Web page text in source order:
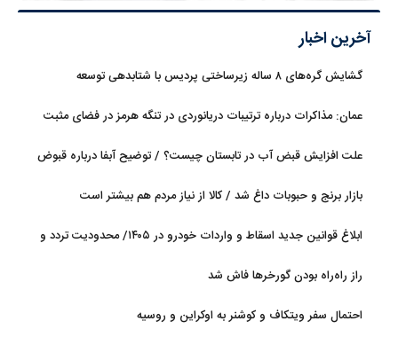
آخرین اخبار
گشایش گره‌های ۸ ساله زیرساختی پردیس با شتابدهی توسعه
عمان: مذاکرات درباره ترتیبات دریانوردی در تنگه هرمز در فضای مثبت
علت افزایش قبض آب در تابستان چیست؟ / توضیح آبفا درباره قبوض
بازار برنج و حبوبات داغ شد / کالا از نیاز مردم هم بیشتر است
ابلاغ قوانین جدید اسقاط و واردات خودرو در ۱۴۰۵/ محدودیت تردد و
راز راه‌راه بودن گورخرها فاش شد
احتمال سفر ویتکاف و کوشنر به اوکراین و روسیه